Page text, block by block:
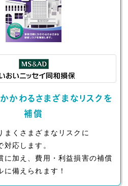
かわるさまざまなリスクを
補償
まくさまざまなリスクに
応します。
に加え、費用・利益損害の補償
に備えられます！